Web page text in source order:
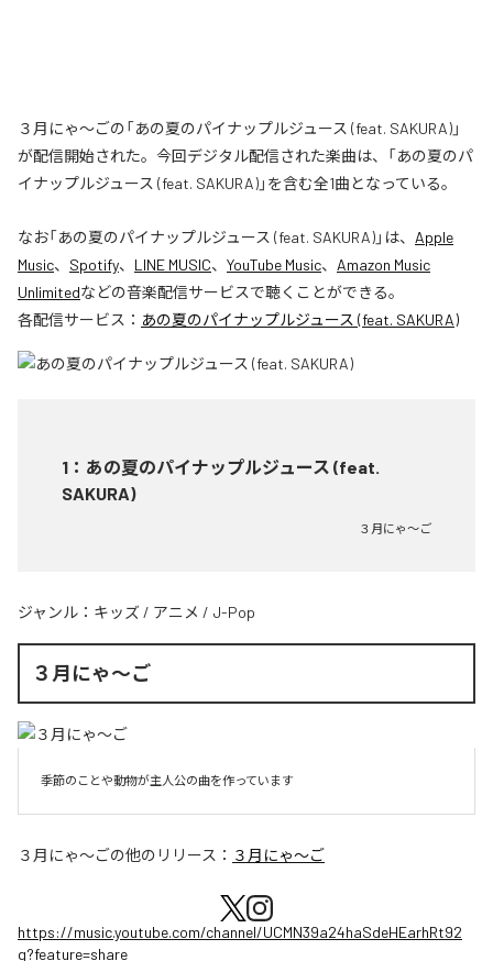
３月にゃ〜ごの「あの夏のパイナップルジュース (feat. SAKURA)」
が配信開始された。今回デジタル配信された楽曲は、「あの夏のパ
イナップルジュース (feat. SAKURA)」を含む全1曲となっている。
なお「あの夏のパイナップルジュース (feat. SAKURA)」は、 Apple
Music、 Spotify、 LINE MUSIC、 YouTube Music、 Amazon Music
Unlimitedなどの音楽配信サービスで聴くことができる。
各配信サービス： あの夏のパイナップルジュース (feat. SAKURA)
1 ： あの夏のパイナップルジュース (feat.
SAKURA)
３月にゃ〜ご
ジャンル： キッズ / アニメ / J-Pop
３月にゃ〜ご
季節のことや動物が主人公の曲を作っています
３月にゃ〜ごの他のリリース： ３月にゃ〜ご
https://music.youtube.com/channel/UCMN39a24haSdeHEarhRt92
g?feature=share